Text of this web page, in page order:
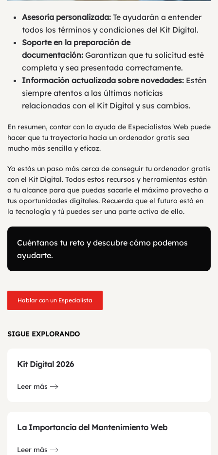
Asesoría personalizada: Te ayudarán a entender
todos los términos y condiciones del Kit Digital.
Soporte en la preparación de
documentación: Garantizan que tu solicitud esté
completa y sea presentada correctamente.
Información actualizada sobre novedades: Estén
siempre atentos a las últimas noticias
relacionadas con el Kit Digital y sus cambios.
En resumen, contar con la ayuda de Especialistas Web puede
hacer que tu trayectoria hacia un ordenador gratis sea
mucho más sencilla y eficaz.
Ya estás un paso más cerca de conseguir tu ordenador gratis
con el Kit Digital. Todos estos recursos y herramientas están
a tu alcance para que puedas sacarle el máximo provecho a
tus oportunidades digitales. Recuerda que el futuro está en
la tecnología y tú puedes ser una parte activa de ello.
Cuéntanos tu reto y descubre cómo podemos
ayudarte.
Hablar con un Especialista
SIGUE EXPLORANDO
Kit Digital 2026
Leer más
La Importancia del Mantenimiento Web
Leer más